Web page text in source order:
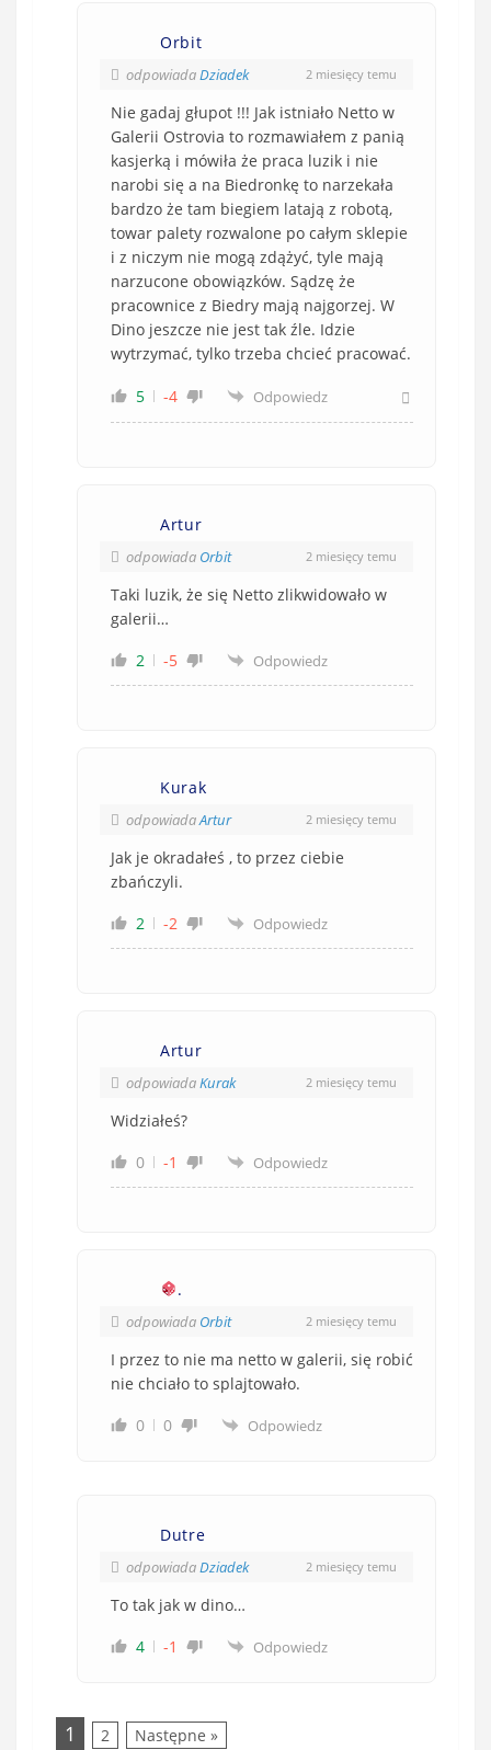
Orbit
odpowiadaDziadek 2 miesięcy temu
Nie gadaj głupot !!! Jak istniało Netto w
Galerii Ostrovia to rozmawiałem z panią
kasjerką i mówiła że praca luzik i nie
narobi się a na Biedronkę to narzekała
bardzo że tam biegiem latają z robotą,
towar palety rozwalone po całym sklepie
i z niczym nie mogą zdążyć, tyle mają
narzucone obowiązków. Sądzę że
pracownice z Biedry mają najgorzej. W
Dino jeszcze nie jest tak źle. Idzie
wytrzymać, tylko trzeba chcieć pracować.
5 -4 Odpowiedz
Artur
odpowiada Orbit 2 miesięcy temu
Taki luzik, że się Netto zlikwidowało w
galerii…
2
-5 Odpowiedz
Kurak
odpowiadaArtur 2 miesięcy temu
Jak je okradałeś , to przez ciebie
zbańczyli.
2
-2 Odpowiedz
Artur
odpowiadaKurak 2 miesięcy temu
Widziałeś?
0
-1 Odpowiedz
.
odpowiada Orbit 2 miesięcy temu
I przez to nie ma netto w galerii, się robić
nie chciało to splajtowało.
0
0 Odpowiedz
Dutre
odpowiadaDziadek 2 miesięcy temu
To tak jak w dino…
4
-1 Odpowiedz
1 2 Następne »